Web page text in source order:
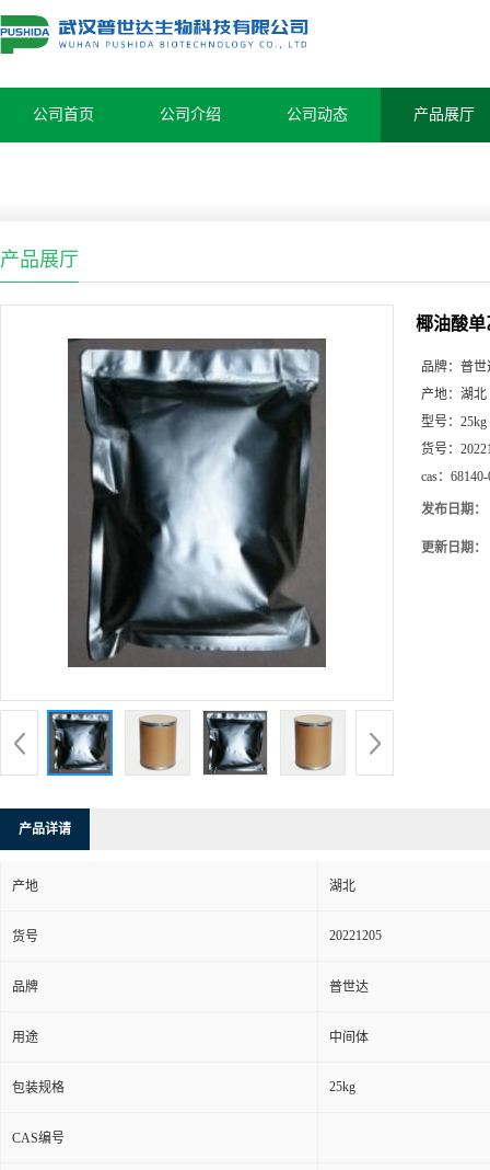
公司首页 公司介绍 公司动态 产品展厅
产品展厅
椰油酸单
品牌： 普世
产地： 湖北
型号： 25kg
货号：
cas：
发布日期：
更新日期：
产品详请
产地 湖北
货号 20221205
品牌 普世达
用途 中间体
包装规格 25kg
CAS编号